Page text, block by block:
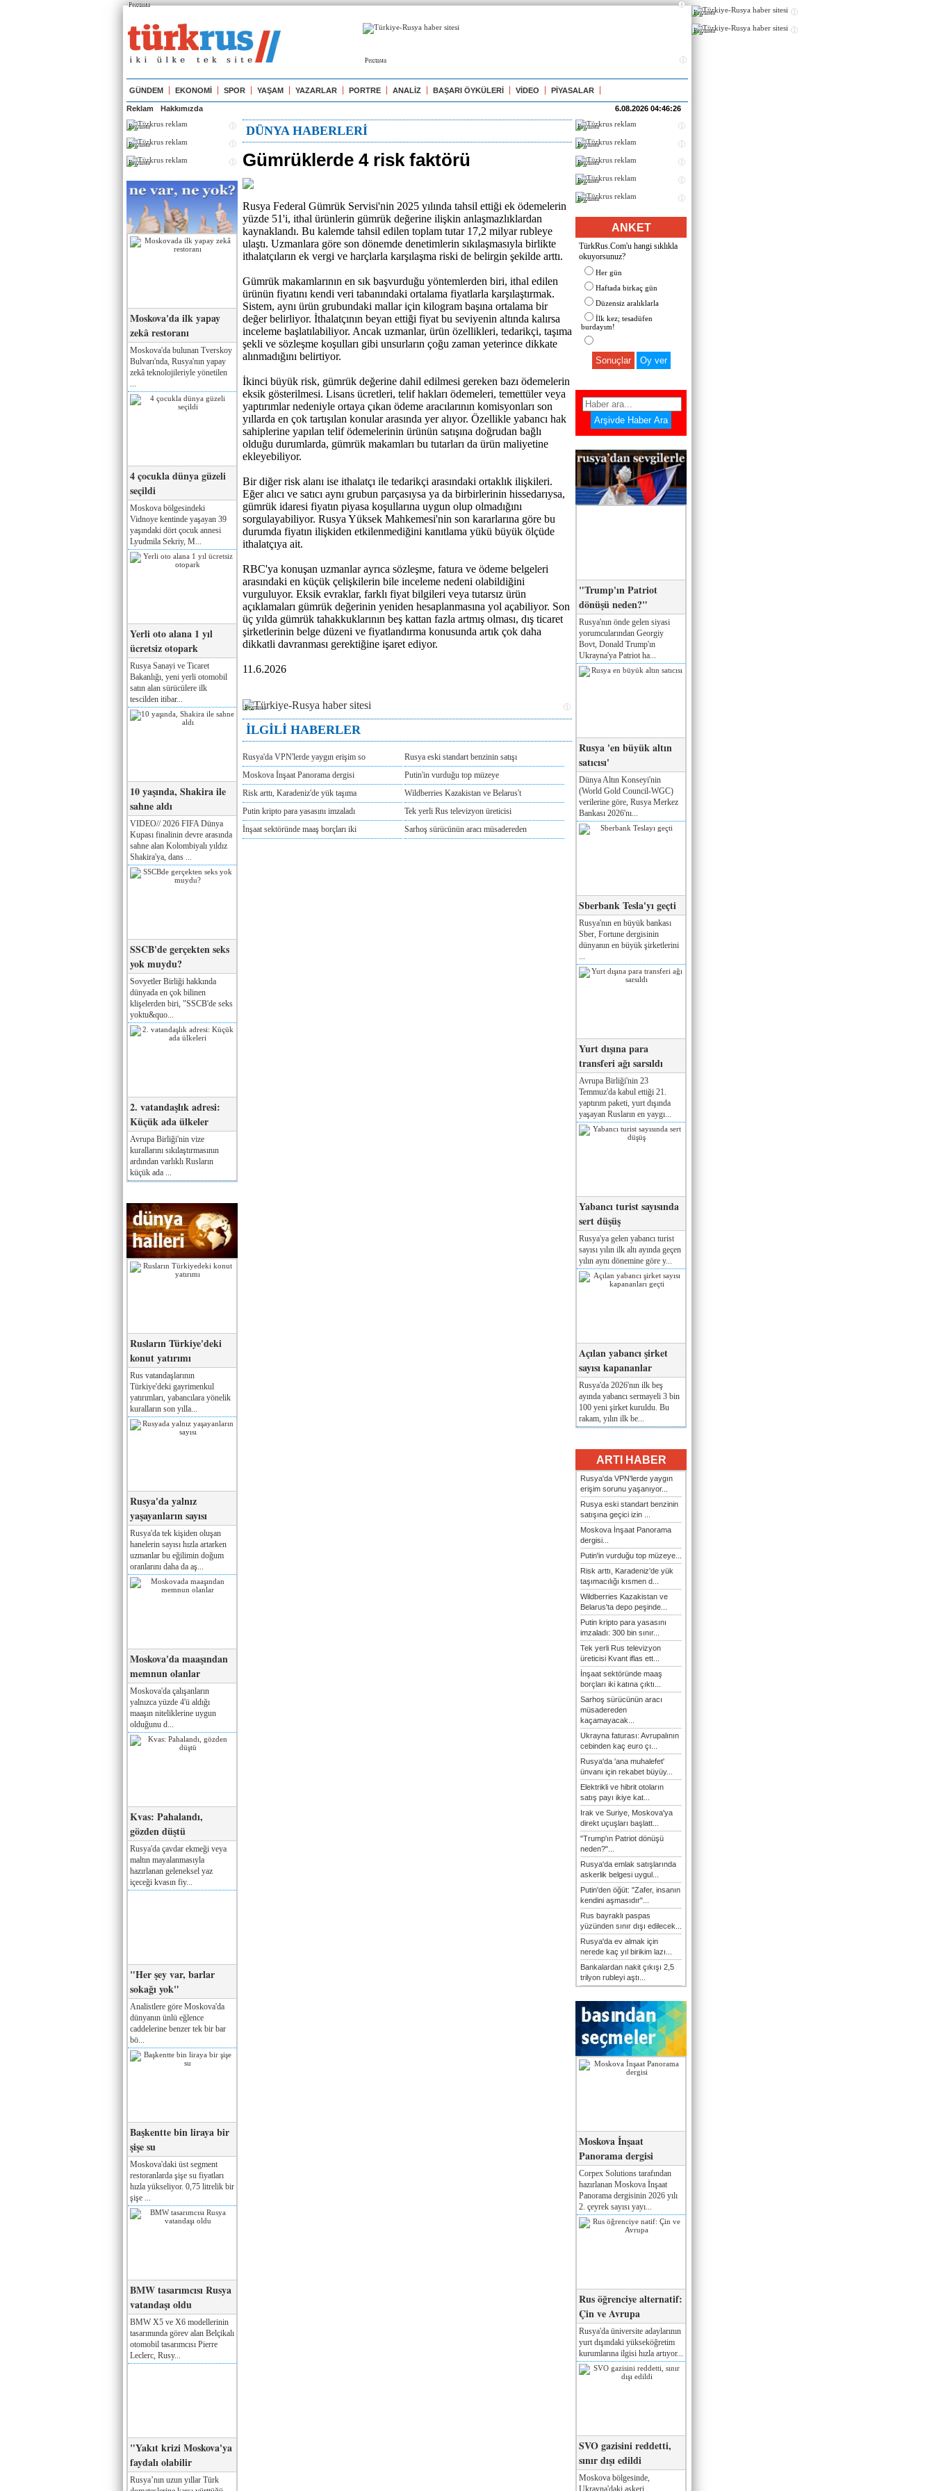
Реклама
Реклама
GÜNDEM EKONOMİ SPOR YAŞAM YAZARLAR PORTRE ANALİZ BAŞARI ÖYKÜLERİ VİDEO PİYASALAR
Reklam Hakkımızda 6.08.2026 04:46:26
Реклама
Реклама
Реклама
Moskova'da ilk yapay
zekâ restoranı
Moskova'da bulunan Tverskoy
Bulvarı'nda, Rusya'nın yapay
zekâ teknolojileriyle yönetilen
4 çocukla dünya güzeli
seçildi
Moskova bölgesindeki
Vidnoye kentinde yaşayan 39
yaşındaki dört çocuk annesi
Lyudmila Sekriy, M...
Yerli oto alana 1 yıl
ücretsiz otopark
Rusya Sanayi ve Ticaret
Bakanlığı, yeni yerli otomobil
satın alan sürücülere ilk
tescilden itibar...
10 yaşında, Shakira ile
sahne aldı
VIDEO// 2026 FIFA Dünya
Kupası finalinin devre arasında
sahne alan Kolombiyalı yıldız
Shakira'ya, dans ...
SSCB'de gerçekten seks
yok muydu?
Sovyetler Birliği hakkında
dünyada en çok bilinen
klişelerden biri, "SSCB'de seks
yoktu&quo...
2. vatandaşlık adresi:
Küçük ada ülkeler
Avrupa Birliği'nin vize
kurallarını sıkılaştırmasının
ardından varlıklı Rusların
küçük ada ...
Rusların Türkiye'deki
konut yatırımı
Rus vatandaşlarının
Türkiye'deki gayrimenkul
yatırımları, yabancılara yönelik
kuralların son yılla...
Rusya'da yalnız
yaşayanların sayısı
Rusya'da tek kişiden oluşan
hanelerin sayısı hızla artarken
uzmanlar bu eğilimin doğum
oranlarını daha da aş...
Moskova'da maaşından
memnun olanlar
Moskova'da çalışanların
yalnızca yüzde 4'ü aldığı
maaşın niteliklerine uygun
olduğunu d...
Kvas: Pahalandı,
gözden düştü
Rusya'da çavdar ekmeği veya
maltın mayalanmasıyla
hazırlanan geleneksel yaz
içeceği kvasın fiy...
"Her şey var, barlar
sokağı yok"
Analistlere göre Moskova'da
dünyanın ünlü eğlence
caddelerine benzer tek bir bar
bö...
Başkentte bin liraya bir
şişe su
Moskova'daki üst segment
restoranlarda şişe su fiyatları
hızla yükseliyor. 0,75 litrelik bir
şişe ...
BMW tasarımcısı Rusya
vatandaşı oldu
BMW X5 ve X6 modellerinin
tasarımında görev alan Belçikalı
otomobil tasarımcısı Pierre
Leclerc, Rusy...
"Yakıt krizi Moskova'ya
faydalı olabilir
Rusya’nın uzun yıllar Türk
DÜNYA HABERLERİ
Gümrüklerde 4 risk faktörü
Rusya Federal Gümrük Servisi'nin 2025 yılında tahsil ettiği ek ödemelerin
yüzde 51'i, ithal ürünlerin gümrük değerine ilişkin anlaşmazlıklardan
kaynaklandı. Bu kalemde tahsil edilen toplam tutar 17,2 milyar rubleye
ulaştı. Uzmanlara göre son dönemde denetimlerin sıkılaşmasıyla birlikte
ithalatçıların ek vergi ve harçlarla karşılaşma riski de belirgin şekilde arttı.
Gümrük makamlarının en sık başvurduğu yöntemlerden biri, ithal edilen
ürünün fiyatını kendi veri tabanındaki ortalama fiyatlarla karşılaştırmak.
Sistem, aynı ürün grubundaki mallar için kilogram başına ortalama bir
değer belirliyor. İthalatçının beyan ettiği fiyat bu seviyenin altında kalırsa
inceleme başlatılabiliyor. Ancak uzmanlar, ürün özellikleri, tedarikçi, taşıma
şekli ve sözleşme koşulları gibi unsurların çoğu zaman yeterince dikkate
alınmadığını belirtiyor.
İkinci büyük risk, gümrük değerine dahil edilmesi gereken bazı ödemelerin
eksik gösterilmesi. Lisans ücretleri, telif hakları ödemeleri, temettüler veya
yaptırımlar nedeniyle ortaya çıkan ödeme aracılarının komisyonları son
yıllarda en çok tartışılan konular arasında yer alıyor. Özellikle yabancı hak
sahiplerine yapılan telif ödemelerinin ürünün satışına doğrudan bağlı
olduğu durumlarda, gümrük makamları bu tutarları da ürün maliyetine
ekleyebiliyor.
Bir diğer risk alanı ise ithalatçı ile tedarikçi arasındaki ortaklık ilişkileri.
Eğer alıcı ve satıcı aynı grubun parçasıysa ya da birbirlerinin hissedarıysa,
gümrük idaresi fiyatın piyasa koşullarına uygun olup olmadığını
sorgulayabiliyor. Rusya Yüksek Mahkemesi'nin son kararlarına göre bu
durumda fiyatın ilişkiden etkilenmediğini kanıtlama yükü büyük ölçüde
ithalatçıya ait.
RBC'ya konuşan uzmanlar ayrıca sözleşme, fatura ve ödeme belgeleri
arasındaki en küçük çelişkilerin bile inceleme nedeni olabildiğini
vurguluyor. Eksik evraklar, farklı fiyat bilgileri veya tutarsız ürün
açıklamaları gümrük değerinin yeniden hesaplanmasına yol açabiliyor. Son
üç yılda gümrük tahakkuklarının beş kattan fazla artmış olması, dış ticaret
şirketlerinin belge düzeni ve fiyatlandırma konusunda artık çok daha
dikkatli davranması gerektiğine işaret ediyor.
11.6.2026
Реклама
İLGİLİ HABERLER
Rusya'da VPN'lerde yaygın erişim so
Rusya eski standart benzinin satışı
Moskova İnşaat Panorama dergisi
Putin'in vurduğu top müzeye
Risk arttı, Karadeniz'de yük taşıma
Wildberries Kazakistan ve Belarus't
Putin kripto para yasasını imzaladı
Tek yerli Rus televizyon üreticisi
İnşaat sektöründe maaş borçları iki
Sarhoş sürücünün aracı müsadereden
Реклама
Реклама
Реклама
Реклама
Реклама
ANKET
TürkRus.Com'u hangi sıklıkla
okuyorsunuz?
Her gün
Haftada birkaç gün
Düzensiz aralıklarla
İlk kez; tesadüfen
burdayım!
Sonuçlar
"Trump'ın Patriot
dönüşü neden?"
Rusya'nın önde gelen siyasi
yorumcularından Georgiy
Bovt, Donald Trump'ın
Ukrayna'ya Patriot ha...
Rusya 'en büyük altın
satıcısı'
Dünya Altın Konseyi'nin
(World Gold Council-WGC)
verilerine göre, Rusya Merkez
Bankası 2026'nı...
Sberbank Tesla'yı geçti
Rusya'nın en büyük bankası
Sber, Fortune dergisinin
dünyanın en büyük şirketlerini
...
Yurt dışına para
transferi ağı sarsıldı
Avrupa Birliği'nin 23
Temmuz'da kabul ettiği 21.
yaptırım paketi, yurt dışında
yaşayan Rusların en yaygı...
Yabancı turist sayısında
sert düşüş
Rusya'ya gelen yabancı turist
sayısı yılın ilk altı ayında geçen
yılın aynı dönemine göre y...
Açılan yabancı şirket
sayısı kapananlar
Rusya'da 2026'nın ilk beş
ayında yabancı sermayeli 3 bin
100 yeni şirket kuruldu. Bu
rakam, yılın ilk be...
ARTI HABER
Rusya'da VPN'lerde yaygın
erişim sorunu yaşanıyor...
Rusya eski standart benzinin
satışına geçici izin ...
Moskova İnşaat Panorama
dergisi...
Putin'in vurduğu top müzeye...
Risk arttı, Karadeniz'de yük
taşımacılığı kısmen d...
Wildberries Kazakistan ve
Belarus'ta depo peşinde...
Putin kripto para yasasını
imzaladı: 300 bin sınır...
Tek yerli Rus televizyon
üreticisi Kvant iflas ett...
İnşaat sektöründe maaş
borçları iki katına çıktı...
Sarhoş sürücünün aracı
müsadereden
kaçamayacak...
Ukrayna faturası: Avrupalının
cebinden kaç euro çı...
Rusya'da 'ana muhalefet'
ünvanı için rekabet büyüy...
Elektrikli ve hibrit otoların
satış payı ikiye kat...
Irak ve Suriye, Moskova'ya
direkt uçuşları başlatt...
"Trump'ın Patriot dönüşü
neden?"...
Rusya'da emlak satışlarında
askerlik belgesi uygul...
Putin'den öğüt: "Zafer, insanın
kendini aşmasıdır"...
Rus bayraklı paspas
yüzünden sınır dışı edilecek...
Rusya'da ev almak için
nerede kaç yıl birikim lazı...
Bankalardan nakit çıkışı 2,5
trilyon rubleyi aştı...
Moskova İnşaat
Panorama dergisi
Corpex Solutions tarafından
hazırlanan Moskova İnşaat
Panorama dergisinin 2026 yılı
2. çeyrek sayısı yayı...
Rus öğrenciye alternatif:
Çin ve Avrupa
Rusya'da üniversite adaylarının
yurt dışındaki yükseköğretim
kurumlarına ilgisi hızla artıyor...
SVO gazisini reddetti,
sınır dışı edildi
Moskova bölgesinde,
Ukrayna'daki askeri
Реклама
Реклама